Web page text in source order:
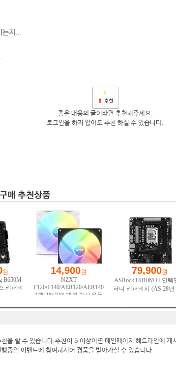
는지...
8
좋은 내용의 글이라면 추천해주세요.
로그인을 하지 않아도 추천 하실 수 있습니다.
을 할 수 있습니다.추천이 5 이상이면 메인페이지 헤드라인에 게
중인 이벤트에 참여하시어 경품을 받아가실 수 있습니다.